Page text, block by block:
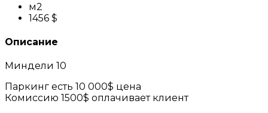
м2
1456 $
Описание
Миндели 10
Паркинг есть 10 000$ цена
Комиссию 1500$ оплачивает клиент